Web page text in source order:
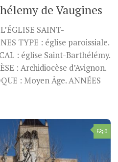
de Vaugines
SAINT-
TYPE : église paroissiale.
: église Saint-Barthélémy.
: Archidiocèse d’Avignon.
: Moyen Âge. ANNÉES
0